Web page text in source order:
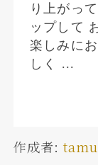
り上がっ
ップして
楽しみに
しく ...
作成者: